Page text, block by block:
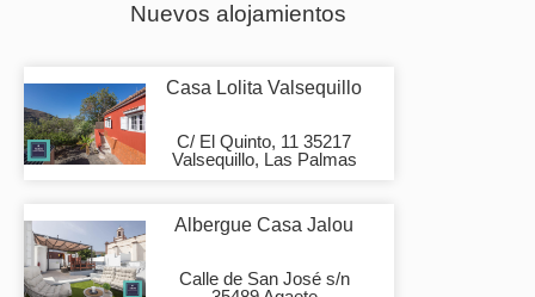
Nuevos alojamientos
Casa Lolita Valsequillo
C/ El Quinto, 11 35217
Valsequillo, Las Palmas
Albergue Casa Jalou
Calle de San José s/n